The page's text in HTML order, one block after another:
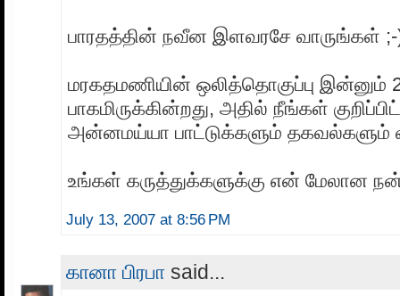
பாரதத்தின் நவீன இளவரசே வாருங்கள்
மரகதமணியின் ஒலித்தொகுப்பு இன்னும்
பாகமிருக்கின்றது, அதில் நீங்கள்
அன்னமய்யா பாட்டுக்களும் தகவல்களும்
உங்கள் கருத்துக்களுக்கு என் மேலான
July 13, 2007 at 8:56 PM
கானா பிரபா said...